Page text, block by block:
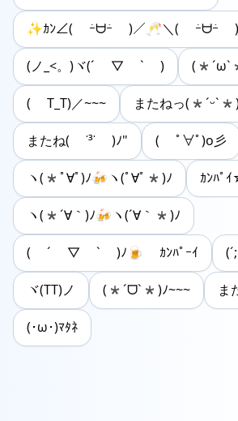
✨ｶﾝ∠( ｰ̀ᗨｰ́ )／🥂＼( ｰ̀ᗨｰ́ )
(ノ_<。)ヾ(´ ▽ ` )
( T_T)／~~~ またねっ
またね( ˙³˙ )ﾉ" ( ﾟ∀ﾟ)o彡
ヽ(*ﾟ∀ﾟ)ﾉ🍻ヽ(ﾟ∀ﾟ*)ﾉ ｶﾝﾊﾟｲ
ヽ(*´∀｀)ﾉ🍻ヽ(´∀｀*)ﾉ
( ´ ▽ ` )ﾉ🍺 ｶﾝﾊﾟｰｲ
ヾ(TT)ノ (*ˊᗜˋ*)ﾉ~~~ ま
(･ω･)ﾏﾀﾈ